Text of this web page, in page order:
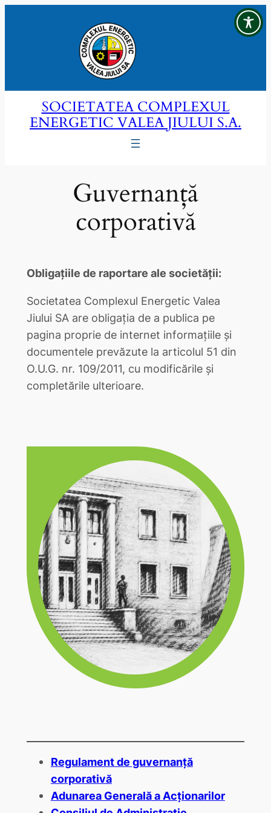
SOCIETATEA COMPLEXUL
ENERGETIC VALEA JIULUI S.A.
Guvernanță
corporativă
Obligațiile de raportare ale societății:
Societatea Complexul Energetic Valea
Jiului SA are obligația de a publica pe
pagina proprie de internet informațiile și
documentele prevăzute la articolul 51 din
O.U.G. nr. 109/2011, cu modificările și
completările ulterioare.
Regulament de guvernanță
corporativă
Adunarea Generală a Acționarilor